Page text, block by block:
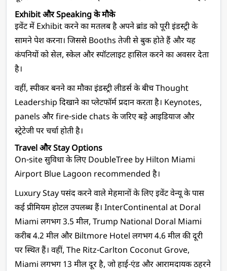
Exhibit और Speaking के मौके
इवेंट में Exhibit करने का मतलब है अपने ब्रांड को पूरी इंडस्ट्री के
सामने पेश करना। जिससे Booths तेजी से बुक होते हैं और यह
कंपनियों को सेल, स्केल और स्पॉटलाइट हासिल करने का अवसर देता
है।
वहीं, स्पीकर बनने का मौका इंडस्ट्री लीडर्स के बीच Thought
Leadership दिखाने का प्लेटफॉर्म प्रदान करता है। Keynotes,
panels और fire-side chats के जरिए बड़े आइडियाज और
स्ट्रेटेजी पर चर्चा होती है।
Travel और Stay Options
On-site सुविधा के लिए DoubleTree by Hilton Miami
Airport Blue Lagoon recommended है।
Luxury Stay पसंद करने वाले मेहमानों के लिए इवेंट वेन्यू के पास
कई प्रीमियम होटल उपलब्ध हैं। InterContinental at Doral
Miami लगभग 3.5 मील, Trump National Doral Miami
करीब 4.2 मील और Biltmore Hotel लगभग 4.6 मील की दूरी
पर स्थित हैं। वहीं, The Ritz-Carlton Coconut Grove,
Miami लगभग 13 मील दूर है, जो हाई-एंड और आरामदायक ठहरने